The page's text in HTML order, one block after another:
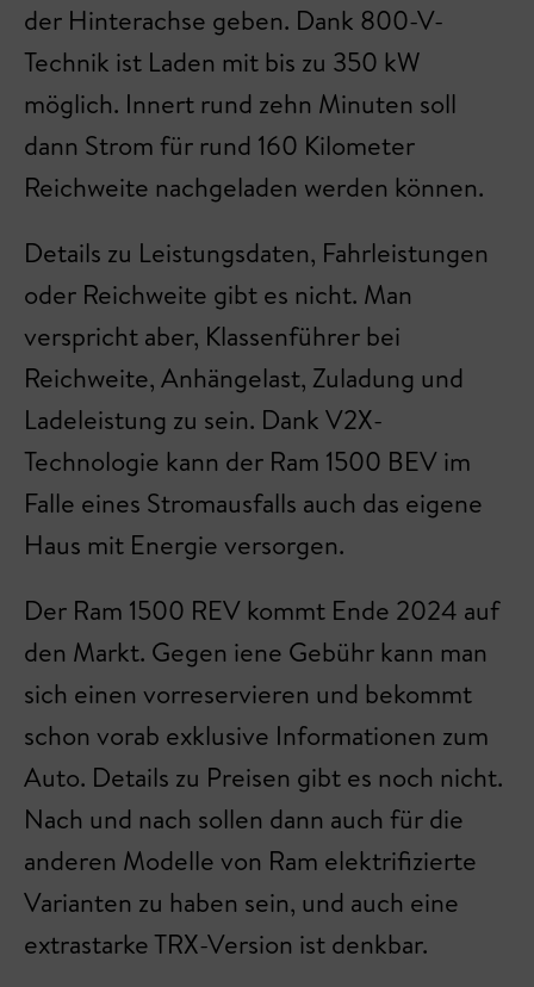
der Hinterachse geben. Dank 800-V-
Technik ist Laden mit bis zu 350 kW
möglich. Innert rund zehn Minuten soll
dann Strom für rund 160 Kilometer
Reichweite nachgeladen werden können.
Details zu Leistungsdaten, Fahrleistungen
oder Reichweite gibt es nicht. Man
verspricht aber, Klassenführer bei
Reichweite, Anhängelast, Zuladung und
Ladeleistung zu sein. Dank V2X-
Technologie kann der Ram 1500 BEV im
Falle eines Stromausfalls auch das eigene
Haus mit Energie versorgen.
Der Ram 1500 REV kommt Ende 2024 auf
den Markt. Gegen iene Gebühr kann man
sich einen vorreservieren und bekommt
schon vorab exklusive Informationen zum
Auto. Details zu Preisen gibt es noch nicht.
Nach und nach sollen dann auch für die
anderen Modelle von Ram elektrifizierte
Varianten zu haben sein, und auch eine
extrastarke TRX-Version ist denkbar.